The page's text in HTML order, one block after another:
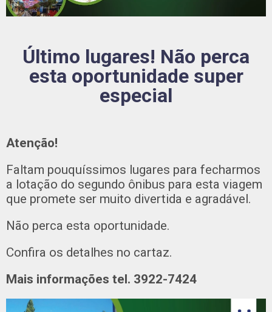
Último lugares! Não perca
esta oportunidade super
especial
Atenção!
Faltam pouquíssimos lugares para fecharmos
a lotação do segundo ônibus para esta viagem
que promete ser muito divertida e agradável.
Não perca esta oportunidade.
Confira os detalhes no cartaz.
Mais informações tel. 3922-7424